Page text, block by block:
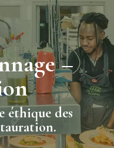
–
éthique des